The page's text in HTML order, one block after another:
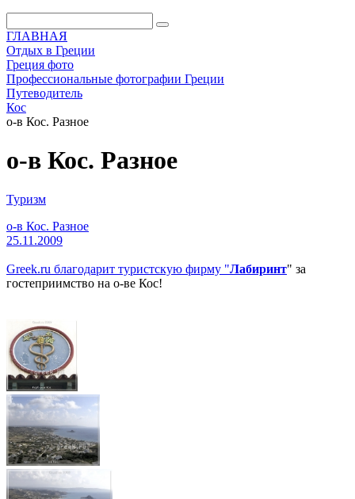
ГЛАВНАЯ
Отдых в Греции
Греция фото
Профессиональные фотографии Греции
Путеводитель
Кос
о-в Кос. Разное
о-в Кос. Разное
Туризм
о-в Кос. Разное
25.11.2009
Greek.ru благодарит туристскую фирму "Лабиринт" за
гостеприимство на о-ве Кос!